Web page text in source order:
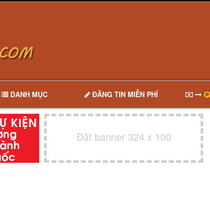
DANH MỤC ĐĂNG TIN MIỄN PHÍ
Đặt banner 324 x 100